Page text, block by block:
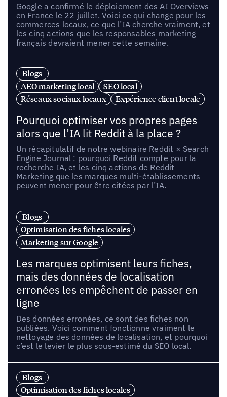
Google a confirmé le déploiement des AI Overviews
en France le 22 juillet. Voici ce qui change pour les
commerces locaux, ce que l’IA cherche vraiment, et
les cinq actions que les responsables marketing
français devraient mener cette semaine.
Blogs
AEO marketing local
SEO local
Réseaux sociaux locaux
Expérience client locale
Pourquoi optimiser vos propres pages
alors que l’IA lit Reddit à la place ?
Un récapitulatif de notre webinaire Reddit × Search
Engine Journal : pourquoi Reddit compte pour la
recherche IA, et les cinq actions de Reddit
Marketing que les marques multi-établissements
peuvent mener pour être citées par l’IA.
Blogs
Optimisation des fiches locales
Marketing sur Google
Les marques optimisent leurs fiches,
mais des données de localisation
erronées les empêchent de passer en
ligne
Des données erronées, ce sont des fiches non
publiées. Voici comment fonctionne vraiment le
nettoyage des données de localisation, et pourquoi
c’est le levier le plus sous-estimé du SEO local.
Blogs
Optimisation des fiches locales